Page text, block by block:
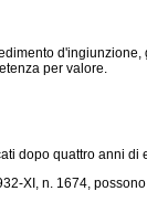
per valore.
quattro anni
XI, n. 1674,